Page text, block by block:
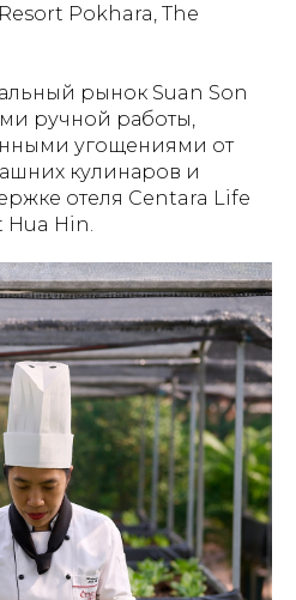
Pokhara, The
рынок Suan Son
ручной работы,
угощениями от
кулинаров и
отеля Centara Life
Hin.